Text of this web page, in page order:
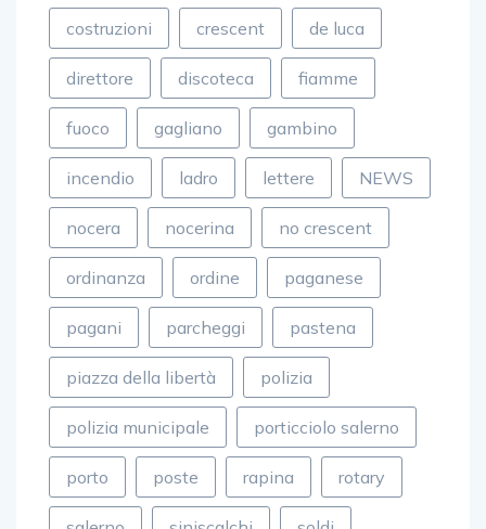
costruzioni crescent de luca
direttore discoteca fiamme
fuoco gagliano gambino
incendio ladro lettere NEWS
nocera nocerina no crescent
ordinanza ordine paganese
pagani parcheggi pastena
piazza della libertà polizia
polizia municipale porticciolo salerno
porto poste rapina rotary